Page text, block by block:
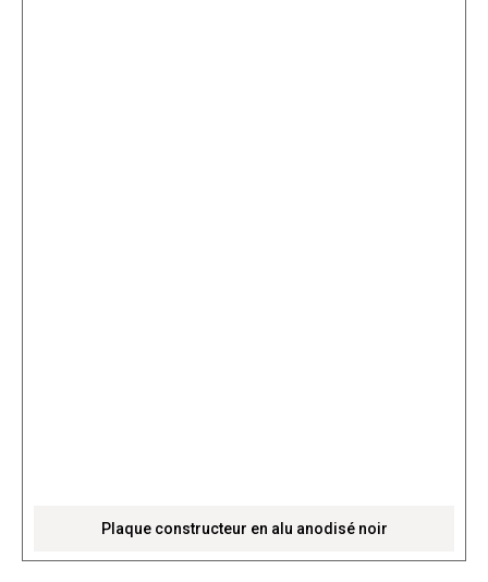
Plaque constructeur en alu anodisé noir